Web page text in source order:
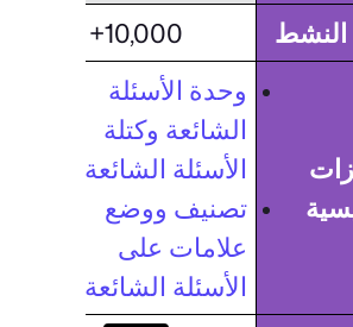
النشط 10,000+
وحدة الأسئلة
الشائعة وكتلة
الأسئلة الشائعة.
تصنيف ووضع
علامات على
الأسئلة الشائعة.